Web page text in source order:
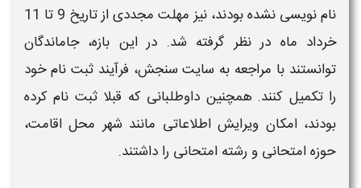
نام‌ نویسی نشده بودند، نیز مهلت مجددی از تاریخ 9 تا 11
خرداد ماه در نظر گرفته شد. در این بازه، جاماندگان
توانستند با مراجعه به سایت سنجش، فرآیند ثبت‌ نام خود
را تکمیل کنند. همچنین داوطلبانی که قبلا ثبت‌ نام کرده
بودند، امکان ویرایش اطلاعاتی مانند شهر محل اقامت،
حوزه امتحانی و رشته امتحانی را داشتند.